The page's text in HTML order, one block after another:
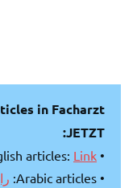
in Facharzt
JETZT:
• English articles:
Link
• Arabic articles: